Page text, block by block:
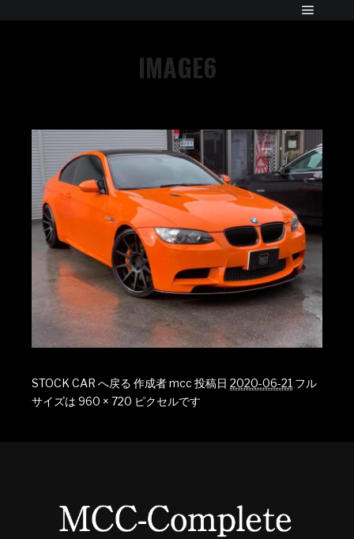
IMAGE6
STOCK CAR へ戻る 作成者mcc投稿日 2020-06-21 フル
サイズは 960 × 720 ピクセルです